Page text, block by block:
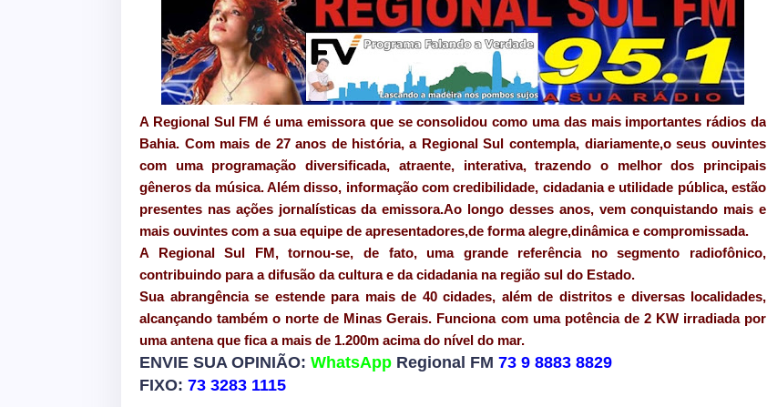
A Regional Sul FM é uma emissora que se consolidou como uma das mais importantes rádios da
Bahia. Com mais de 27 anos de história, a Regional Sul contempla, diariamente,o seus ouvintes
com uma programação diversificada, atraente, interativa, trazendo o melhor dos principais
gêneros da música. Além disso, informação com credibilidade, cidadania e utilidade pública, estão
presentes nas ações jornalísticas da emissora.Ao longo desses anos, vem conquistando mais e
mais ouvintes com a sua equipe de apresentadores,de forma alegre,dinâmica e compromissada.
A Regional Sul FM, tornou-se, de fato, uma grande referência no segmento radiofônico,
contribuindo para a difusão da cultura e da cidadania na região sul do Estado.
Sua abrangência se estende para mais de 40 cidades, além de distritos e diversas localidades,
alcançando também o norte de Minas Gerais. Funciona com uma potência de 2 KW irradiada por
uma antena que fica a mais de 1.200m acima do nível do mar.
ENVIE SUA OPINIÃO: WhatsApp Regional FM 73 9 8883 8829
FIXO: 73 3283 1115